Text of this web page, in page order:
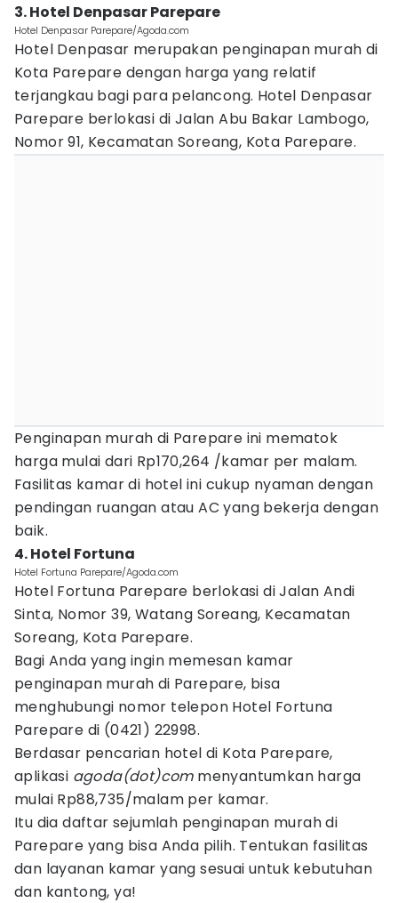
3. Hotel Denpasar Parepare
Hotel Denpasar Parepare/Agoda.com
Hotel Denpasar merupakan penginapan murah di
Kota Parepare dengan harga yang relatif
terjangkau bagi para pelancong. Hotel Denpasar
Parepare berlokasi di Jalan Abu Bakar Lambogo,
Nomor 91, Kecamatan Soreang, Kota Parepare.
Penginapan murah di Parepare ini mematok
harga mulai dari Rp170,264 /kamar per malam.
Fasilitas kamar di hotel ini cukup nyaman dengan
pendingan ruangan atau AC yang bekerja dengan
baik.
4. Hotel Fortuna
Hotel Fortuna Parepare/Agoda.com
Hotel Fortuna Parepare berlokasi di Jalan Andi
Sinta, Nomor 39, Watang Soreang, Kecamatan
Soreang, Kota Parepare.
Bagi Anda yang ingin memesan kamar
penginapan murah di Parepare, bisa
menghubungi nomor telepon Hotel Fortuna
Parepare di (0421) 22998.
Berdasar pencarian hotel di Kota Parepare,
aplikasi agoda(dot)commenyantumkan harga
mulai Rp88,735/malam per kamar.
Itu dia daftar sejumlah penginapan murah di
Parepare yang bisa Anda pilih. Tentukan fasilitas
dan layanan kamar yang sesuai untuk kebutuhan
dan kantong, ya!